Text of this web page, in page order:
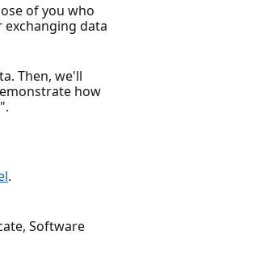
of you who
exchanging data
Then, we'll
how
.
Software